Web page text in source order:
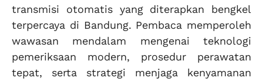
transmisi otomatis yang diterapkan bengkel
terpercaya di Bandung. Pembaca memperoleh
wawasan mendalam mengenai teknologi
pemeriksaan modern, prosedur perawatan
tepat, serta strategi menjaga kenyamanan